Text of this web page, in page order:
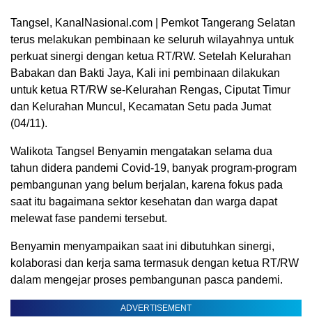
Tangsel, KanalNasional.com | Pemkot Tangerang Selatan
terus melakukan pembinaan ke seluruh wilayahnya untuk
perkuat sinergi dengan ketua RT/RW. Setelah Kelurahan
Babakan dan Bakti Jaya, Kali ini pembinaan dilakukan
untuk ketua RT/RW se-Kelurahan Rengas, Ciputat Timur
dan Kelurahan Muncul, Kecamatan Setu pada Jumat
(04/11).
Walikota Tangsel Benyamin mengatakan selama dua
tahun didera pandemi Covid-19, banyak program-program
pembangunan yang belum berjalan, karena fokus pada
saat itu bagaimana sektor kesehatan dan warga dapat
melewat fase pandemi tersebut.
Benyamin menyampaikan saat ini dibutuhkan sinergi,
kolaborasi dan kerja sama termasuk dengan ketua RT/RW
dalam mengejar proses pembangunan pasca pandemi.
ADVERTISEMENT